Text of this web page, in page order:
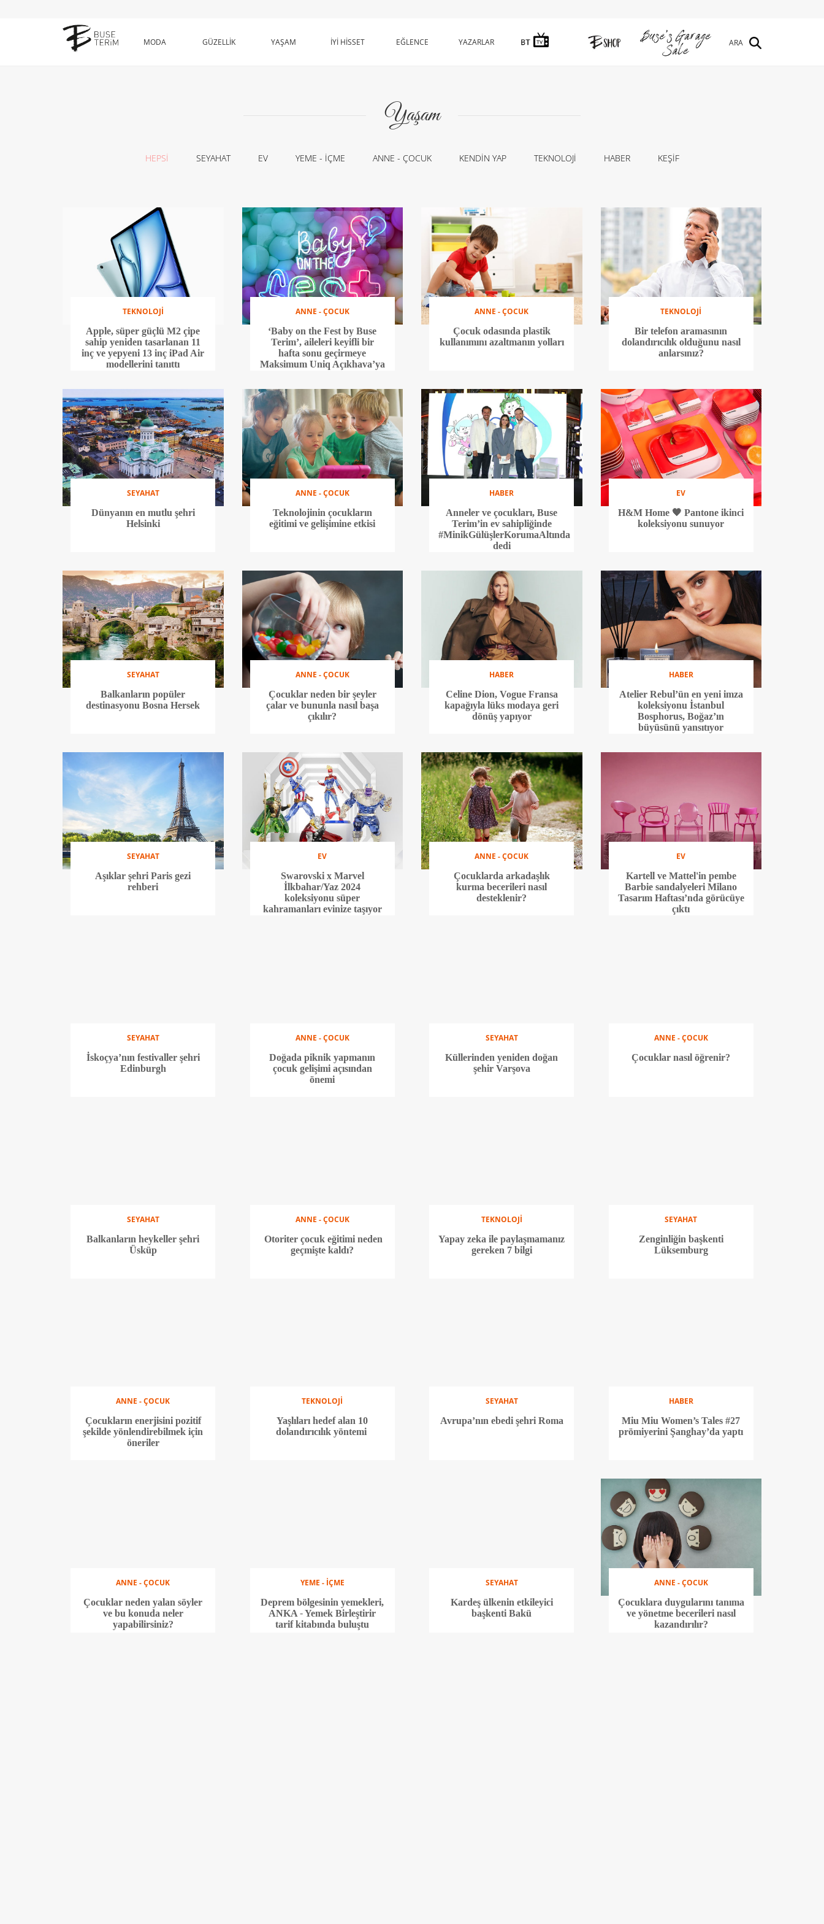
MODA GÜZELLİK YAŞAM İYİ HİSSET EĞLENCE YAZARLAR ARA
Yaşam
HEPSİ SEYAHAT EV YEME - İÇME ANNE - ÇOCUK KENDİN YAP TEKNOLOJİ HABER KEŞİF
TEKNOLOJİ
Apple, süper güçlü M2 çipe
sahip yeniden tasarlanan 11
inç ve yepyeni 13 inç iPad Air
modellerini tanıttı
ANNE - ÇOCUK
‘Baby on the Fest by Buse
Terim’, aileleri keyifli bir
hafta sonu geçirmeye
Maksimum Uniq Açıkhava’ya
ANNE - ÇOCUK
Çocuk odasında plastik
kullanımını azaltmanın yolları
TEKNOLOJİ
Bir telefon aramasının
dolandırıcılık olduğunu nasıl
anlarsınız?
SEYAHAT
Dünyanın en mutlu şehri
Helsinki
ANNE - ÇOCUK
Teknolojinin çocukların
eğitimi ve gelişimine etkisi
HABER
Anneler ve çocukları, Buse
Terim’in ev sahipliğinde
#MinikGülüşlerKorumaAltında
dedi
EV
H&M Home 🖤 Pantone ikinci
koleksiyonu sunuyor
SEYAHAT
Balkanların popüler
destinasyonu Bosna Hersek
ANNE - ÇOCUK
Çocuklar neden bir şeyler
çalar ve bununla nasıl başa
çıkılır?
HABER
Celine Dion, Vogue Fransa
kapağıyla lüks modaya geri
dönüş yapıyor
HABER
Atelier Rebul’ün en yeni imza
koleksiyonu İstanbul
Bosphorus, Boğaz’ın
büyüsünü yansıtıyor
SEYAHAT
Aşıklar şehri Paris gezi
rehberi
EV
Swarovski x Marvel
İlkbahar/Yaz 2024
koleksiyonu süper
kahramanları evinize taşıyor
ANNE - ÇOCUK
Çocuklarda arkadaşlık
kurma becerileri nasıl
desteklenir?
EV
Kartell ve Mattel'in pembe
Barbie sandalyeleri Milano
Tasarım Haftası’nda görücüye
çıktı
SEYAHAT
İskoçya’nın festivaller şehri
Edinburgh
ANNE - ÇOCUK
Doğada piknik yapmanın
çocuk gelişimi açısından
önemi
SEYAHAT
Küllerinden yeniden doğan
şehir Varşova
ANNE - ÇOCUK
Çocuklar nasıl öğrenir?
SEYAHAT
Balkanların heykeller şehri
Üsküp
ANNE - ÇOCUK
Otoriter çocuk eğitimi neden
geçmişte kaldı?
TEKNOLOJİ
Yapay zeka ile paylaşmamanız
gereken 7 bilgi
SEYAHAT
Zenginliğin başkenti
Lüksemburg
ANNE - ÇOCUK
Çocukların enerjisini pozitif
şekilde yönlendirebilmek için
öneriler
TEKNOLOJİ
Yaşlıları hedef alan 10
dolandırıcılık yöntemi
SEYAHAT
Avrupa’nın ebedi şehri Roma
HABER
Miu Miu Women’s Tales #27
prömiyerini Şanghay’da yaptı
ANNE - ÇOCUK
Çocuklar neden yalan söyler
ve bu konuda neler
yapabilirsiniz?
YEME - İÇME
Deprem bölgesinin yemekleri,
ANKA - Yemek Birleştirir
tarif kitabında buluştu
SEYAHAT
Kardeş ülkenin etkileyici
başkenti Bakü
ANNE - ÇOCUK
Çocuklara duygularını tanıma
ve yönetme becerileri nasıl
kazandırılır?